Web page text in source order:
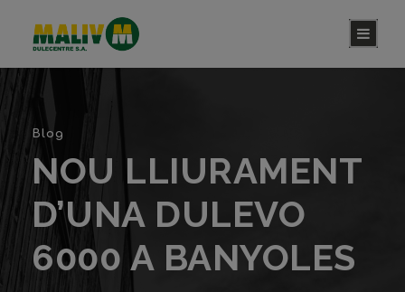
Blog
NOU LLIURAMENT
D’UNA DULEVO
6000 A BANYOLES